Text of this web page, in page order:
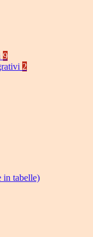
9
2
in tabelle)